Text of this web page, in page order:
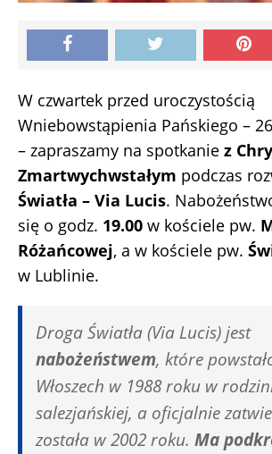
W czwartek przed uroczystością
Wniebowstąpienia Pańskiego –
– zapraszamy na spotkanie z
Zmartwychwstałym podczas
Światła – Via Lucis.
się o godz. 19.00 w kościele pw.
Różańcowej, a w kościele pw.
w Lublinie.
Droga Światła (Via Lucis) jest
nabożeństwem, które
Włoszech w 1988 roku w
salezjańskiej, a oficjalnie
została w 2002 roku. Ma